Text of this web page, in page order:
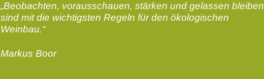
„Beobachten, vorausschauen, stärken und gelassen bleiben
sind mit die wichtigsten Regeln für den ökologischen
Weinbau.“
Markus Boor